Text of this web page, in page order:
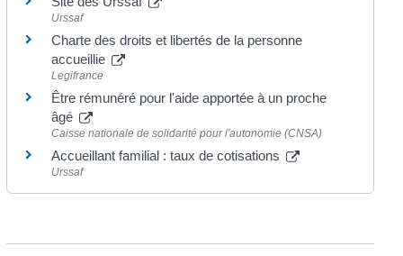
Urssaf
Charte des droits et libertés de la personne
accueillie
Legifrance
Être rémunéré pour l'aide apportée à un proche
âgé
Caisse nationale de solidarité pour l'autonomie (CNSA)
Accueillant familial : taux de cotisations
Urssaf